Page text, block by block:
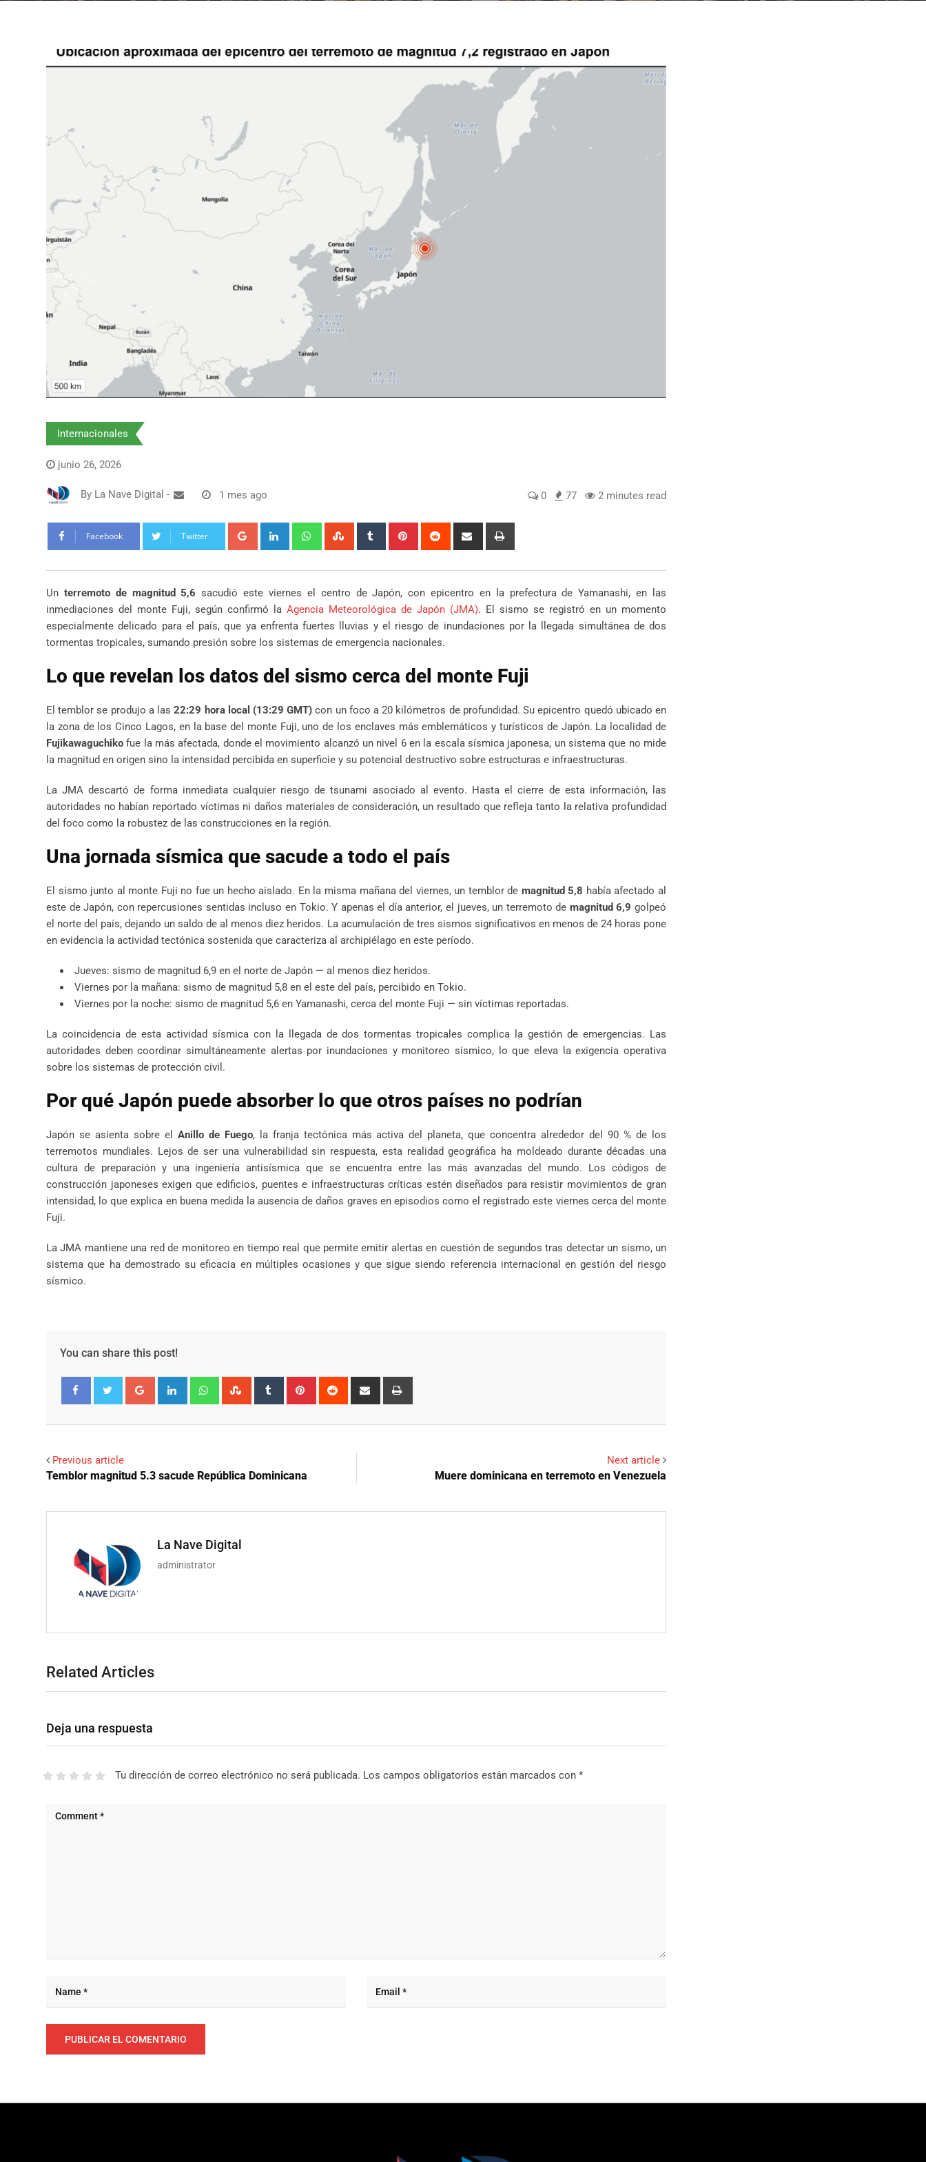
Internacionales
junio 26, 2026
By La Nave Digital - 1 mes ago 0 77 2 minutes read
Facebook Twitter Google+ LinkedIn WhatsappStumbleUpon
Tumblr Pinterest Reddit
Share
Un terremoto de magnitud 5,6 sacudió este viernes el centro de Japón, con epicentro en la prefectura de Yamanashi, en las
inmediaciones del monte Fuji, según confirmó la Agencia Meteorológica de Japón (JMA). El sismo se registró en un momento
especialmente delicado para el país, que ya enfrenta fuertes lluvias y el riesgo de inundaciones por la llegada simultánea de dos
tormentas tropicales, sumando presión sobre los sistemas de emergencia nacionales.
Lo que revelan los datos del sismo cerca del monte Fuji
El temblor se produjo a las22:29 hora local (13:29 GMT) con un foco a 20 kilómetros de profundidad. Su epicentro quedó ubicado en
la zona de los Cinco Lagos, en la base del monte Fuji, uno de los enclaves más emblemáticos y turísticos de Japón. La localidad de
Fujikawaguchiko fue la más afectada, donde el movimiento alcanzó un nivel 6 en la escala sísmica japonesa, un sistema que no mide
la magnitud en origen sino la intensidad percibida en superficie y su potencial destructivo sobre estructuras e infraestructuras.
La JMA descartó de forma inmediata cualquier riesgo de tsunami asociado al evento. Hasta el cierre de esta información, las
autoridades no habían reportado víctimas ni daños materiales de consideración, un resultado que refleja tanto la relativa profundidad
del foco como la robustez de las construcciones en la región.
Una jornada sísmica que sacude a todo el país
El sismo junto al monte Fuji no fue un hecho aislado. En la misma mañana del viernes, un temblor de magnitud 5,8 había afectado al
este de Japón, con repercusiones sentidas incluso en Tokio. Y apenas el día anterior, el jueves, un terremoto de magnitud 6,9 golpeó
el norte del país, dejando un saldo de al menos diez heridos. La acumulación de tres sismos significativos en menos de 24 horas pone
en evidencia la actividad tectónica sostenida que caracteriza al archipiélago en este período.
Jueves: sismo de magnitud 6,9 en el norte de Japón — al menos diez heridos.
Viernes por la mañana: sismo de magnitud 5,8 en el este del país, percibido en Tokio.
Viernes por la noche: sismo de magnitud 5,6 en Yamanashi, cerca del monte Fuji — sin víctimas reportadas.
La coincidencia de esta actividad sísmica con la llegada de dos tormentas tropicales complica la gestión de emergencias. Las
autoridades deben coordinar simultáneamente alertas por inundaciones y monitoreo sísmico, lo que eleva la exigencia operativa
sobre los sistemas de protección civil.
Por qué Japón puede absorber lo que otros países no podrían
Japón se asienta sobre el Anillo de Fuego, la franja tectónica más activa del planeta, que concentra alrededor del 90 % de los
terremotos mundiales. Lejos de ser una vulnerabilidad sin respuesta, esta realidad geográfica ha moldeado durante décadas una
cultura de preparación y una ingeniería antisísmica que se encuentra entre las más avanzadas del mundo. Los códigos de
construcción japoneses exigen que edificios, puentes e infraestructuras críticas estén diseñados para resistir movimientos de gran
intensidad, lo que explica en buena medida la ausencia de daños graves en episodios como el registrado este viernes cerca del monte
Fuji.
La JMA mantiene una red de monitoreo en tiempo real que permite emitir alertas en cuestión de segundos tras detectar un sismo, un
sistema que ha demostrado su eficacia en múltiples ocasiones y que sigue siendo referencia internacional en gestión del riesgo
sísmico.
You can share this post!
Google+ LinkedIn WhatsappStumbleUpon
Tumblr Pinterest Reddit
Share
Previous article
Temblor magnitud 5.3 sacude República Dominicana
Next article
Muere dominicana en terremoto en Venezuela
La Nave Digital
administrator
Related Articles
Deja una respuesta
Tu dirección de correo electrónico no será publicada. Los campos obligatorios están marcados con *